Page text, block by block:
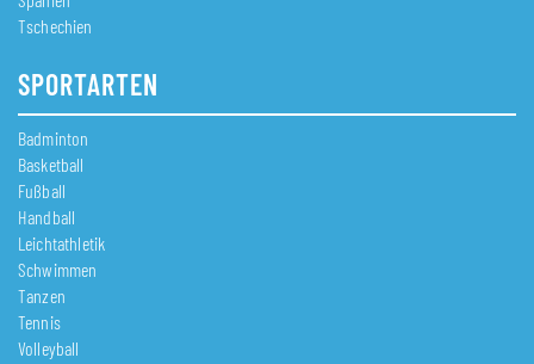
Tschechien
SPORTARTEN
Badminton
Basketball
Fußball
Handball
Leichtathletik
Schwimmen
Tanzen
Tennis
Volleyball